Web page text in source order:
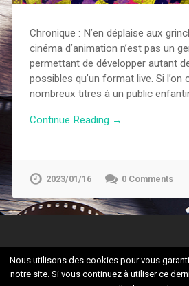
Chronique : N’en déplaise aux
cinéma d’animation n’est pas un
permettant de développer autant
possibles qu’un format live. Si l’on
nombreux titres à un public
Continue Reading →
2023/01/16 0 Comments
© 2026 CULTURADDICT
Nous utilisons des cookies pour vous
notre site. Si vous continuez à utiliser ce